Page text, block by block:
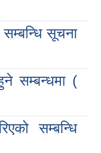
सम्बन्धि सूचना
सम्बन्धमा (
सम्बन्धि